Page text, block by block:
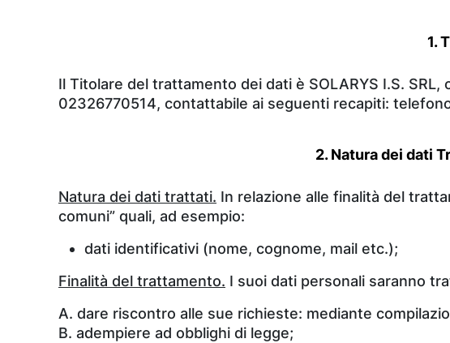
1.
Il Titolare del trattamento dei dati è SOLARYS I.S.
02326770514, contattabile ai seguenti recapiti:
2. Natura dei dati
Natura dei dati trattati. In relazione alle finalità del
comuni” quali, ad esempio:
dati identificativi (nome, cognome, mail etc.);
Finalità del trattamento. I suoi dati personali saranno
A. dare riscontro alle sue richieste: mediante
B. adempiere ad obblighi di legge;